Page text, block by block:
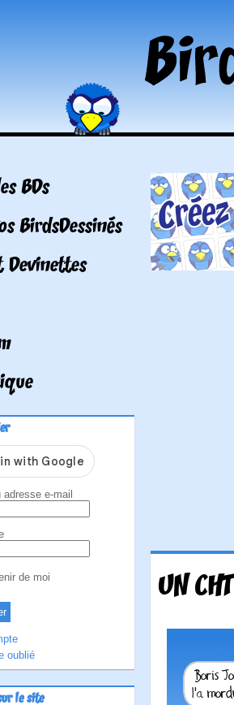
BDs
BirdsDessinés
Devinettes
adresse e-mail
de moi
oublié
le site
UN